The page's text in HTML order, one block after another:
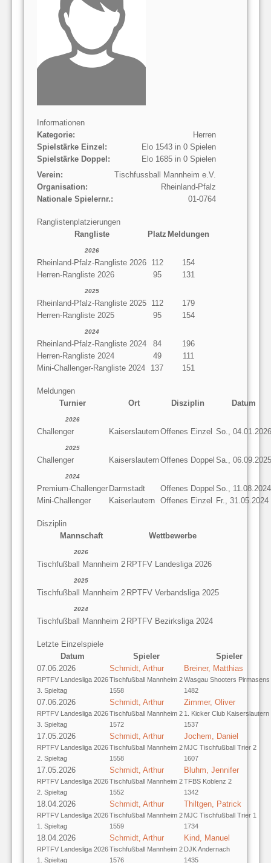
Informationen
Kategorie:
Herren
Spielstärke Einzel:
Elo 1543 in 0 Spielen
Spielstärke Doppel:
Elo 1685 in 0 Spielen
Verein:
Tischfussball Mannheim e.V.
Organisation:
Rheinland-Pfalz
Nationale Spielernr.:
01-0764
Ranglistenplatzierungen
Rangliste
Platz Meldungen
2026
Rheinland-Pfalz-Rangliste 2026 112
154
Herren-Rangliste 2026
95 131
2025
Rheinland-Pfalz-Rangliste 2025 112
179
Herren-Rangliste 2025
95 154
2024
Rheinland-Pfalz-Rangliste 2024 84
196
Herren-Rangliste 2024
49
111
Mini-Challenger-Rangliste 2024
137 151
Meldungen
Turnier
Ort Disziplin Datum
2026
Challenger KaiserslauternOffenes Einzel So., 04.01.2026
2025
Challenger KaiserslauternOffenes Doppel Sa., 06.09.2025
2024
Premium-Challenger Darmstadt Offenes Doppel So., 11.08.2024
Mini-Challenger
Kaiserlautern Offenes Einzel Fr., 31.05.2024
Disziplin
Mannschaft
Wettbewerbe
2026
Tischfußball Mannheim 2 RPTFV Landesliga 2026
2025
Tischfußball Mannheim 2 RPTFV Verbandsliga 2025
2024
Tischfußball Mannheim 2 RPTFV Bezirksliga 2024
Letzte Einzelspiele
Datum
Spieler
Spieler
07.06.2026
RPTFV Landesliga 2026
3. Spieltag
Schmidt, Arthur
Tischfußball Mannheim 2
1558
Breiner, Matthias
Wasgau Shooters Pirmasens
1482
07.06.2026
RPTFV Landesliga 2026
3. Spieltag
Schmidt, Arthur
Tischfußball Mannheim 2
1572
Zimmer, Oliver
1. Kicker Club Kaiserslautern
1537
17.05.2026
RPTFV Landesliga 2026
2. Spieltag
Schmidt, Arthur
Tischfußball Mannheim 2
1558
Jochem, Daniel
MJC Tischfußball Trier 2
1607
17.05.2026
RPTFV Landesliga 2026
2. Spieltag
Schmidt, Arthur
Tischfußball Mannheim 2
1552
Bluhm, Jennifer
TFBS Koblenz 2
1342
18.04.2026
RPTFV Landesliga 2026
1. Spieltag
Schmidt, Arthur
Tischfußball Mannheim 2
1559
Thiltgen, Patrick
MJC Tischfußball Trier 1
1734
18.04.2026
RPTFV Landesliga 2026
1. Spieltag
Schmidt, Arthur
Tischfußball Mannheim 2
1576
Kind, Manuel
DJK Andernach
1435